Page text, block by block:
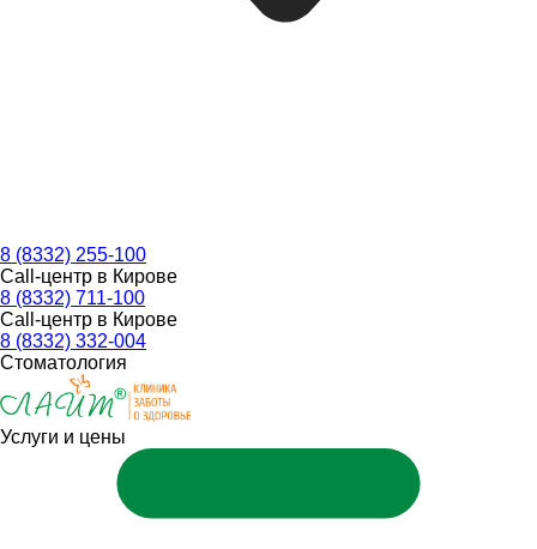
8 (8332) 255-100
Call-центр в Кирове
8 (8332) 711-100
Call-центр в Кирове
8 (8332) 332-004
Стоматология
Услуги и цены